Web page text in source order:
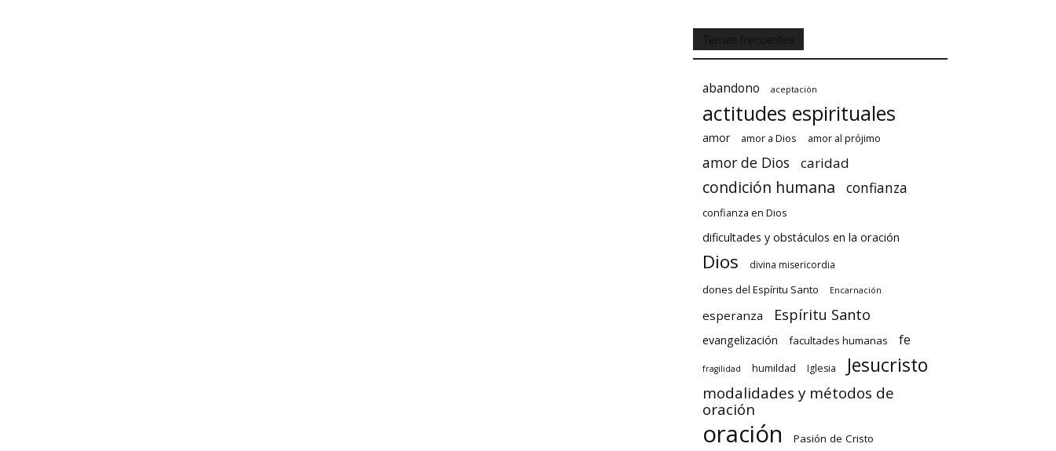
abandono aceptación
actitudes espirituales
amor amor a Dios amor al prójimo
amor de Dios caridad
condición humana confianza
confianza en Dios
dificultades y obstáculos en la oración
Dios divina misericordia
dones del Espíritu Santo Encarnación
esperanza Espíritu Santo
evangelización facultades humanas fe
fragilidad humildad Iglesia Jesucristo
modalidades y métodos de
oración
oración Pasión de Cristo